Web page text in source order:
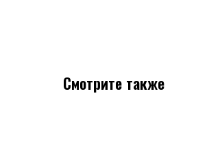
Смотрите также